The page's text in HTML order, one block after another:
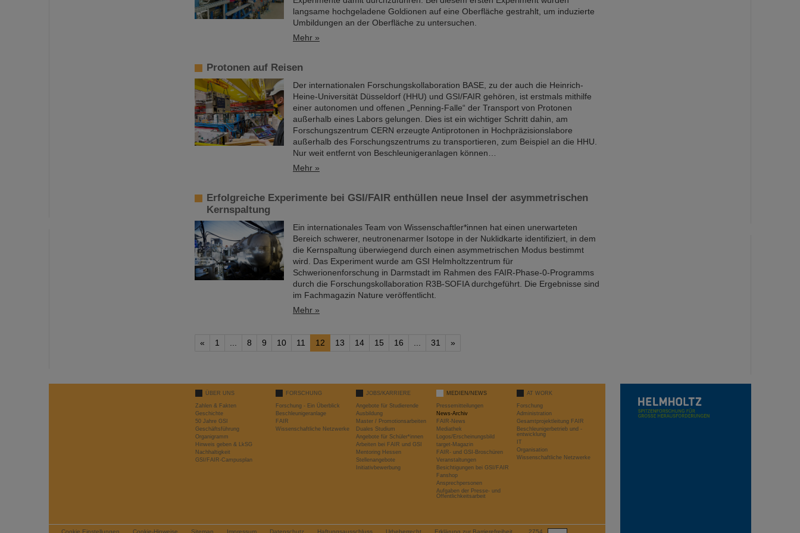
langsame hochgeladene Goldionen auf eine Oberfläche gestrahlt, um induzierte
Umbildungen an der Oberfläche zu untersuchen.
Mehr »
Protonen auf Reisen
Der internationalen Forschungskollaboration BASE, zu der auch die Heinrich-
Heine-Universität Düsseldorf (HHU) und GSI/FAIR gehören, ist erstmals mithilfe
einer autonomen und offenen „Penning-Falle“ der Transport von Protonen
außerhalb eines Labors gelungen. Dies ist ein wichtiger Schritt dahin, am
Forschungszentrum CERN erzeugte Antiprotonen in Hochpräzisionslabore
außerhalb des Forschungszentrums zu transportieren, zum Beispiel an die HHU.
Nur weit entfernt von Beschleunigeranlagen können…
Mehr »
Erfolgreiche Experimente bei GSI/FAIR enthüllen neue Insel der asymmetrischen
Kernspaltung
Ein internationales Team von Wissenschaftler*innen hat einen unerwarteten
Bereich schwerer, neutronenarmer Isotope in der Nuklidkarte identifiziert, in dem
die Kernspaltung überwiegend durch einen asymmetrischen Modus bestimmt
wird. Das Experiment wurde am GSI Helmholtzzentrum für
Schwerionenforschung in Darmstadt im Rahmen des FAIR-Phase-0-Programms
durch die Forschungskollaboration R3B-SOFIA durchgeführt. Die Ergebnisse sind
im Fachmagazin Nature veröffentlicht.
Mehr »
« 1 8 9 10 11 12 13 14 15 16 31 »
ÜBER UNS
Zahlen & Fakten
Geschichte
50 Jahre GSI
Geschäftsführung
Organigramm
Hinweis geben & LkSG
Nachhaltigkeit
GSI/FAIR-Campusplan
FORSCHUNG
Forschung - Ein Überblick
Beschleunigeranlage
FAIR
Wissenschaftliche Netzwerke
JOBS/KARRIERE
Angebote für Studierende
Ausbildung
Master / Promotionsarbeiten
Duales Studium
Angebote für Schüler*innen
Arbeiten bei FAIR und GSI
Mentoring Hessen
Stellenangebote
Initiativbewerbung
MEDIEN/NEWS
Pressemitteilungen
News-Archiv
FAIR-News
Mediathek
Logos/Erscheinungsbild
target-Magazin
FAIR- und GSI-Broschüren
Veranstaltungen
Besichtigungen bei GSI/FAIR
Fanshop
Ansprechpersonen
Aufgaben der Presse- und
Öffentlichkeitsarbeit
AT WORK
Forschung
Administration
Gesamtprojektleitung FAIR
Beschleunigerbetrieb und -
entwicklung
IT
Organisation
Wissenschaftliche Netzwerke
Cookie Einstellungen Cookie-Hinweise Sitemap Impressum Datenschutz Haftungsausschluss Urheberrecht Erklärung zur Barrierefreiheit 2754